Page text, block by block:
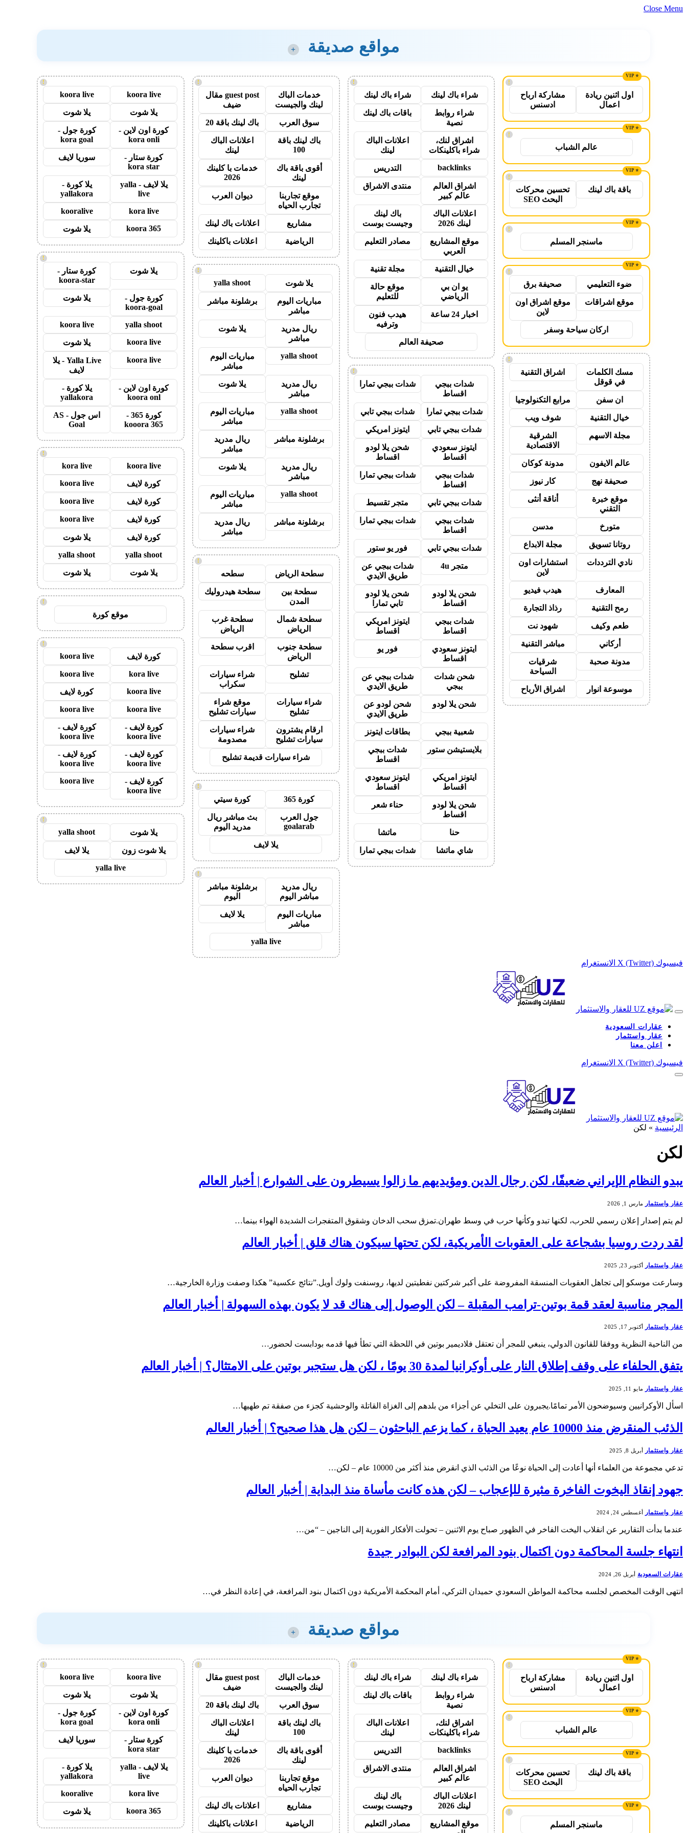
Close Menu
مواقع صديقة +
!
اول اثنين ريادة
اعمال
مشاركة ارباح
ادسنس
!
عالم الشباب
!
باقة باك لينك
تحسين محركات
البحث SEO
!
ماسنجر المسلم
!
ضوء التعليمي صحيفة برق
موقع اشراقات
موقع اشراق اون
لاين
اركان سياحة وسفر
!
مسك الكلمات
في قوقل
اشراق التقنية
ان سفن مرابع التكنولوجيا
خيال التقنية شوف ويب
مجلة الاسهم
الشرقية
الاقتصادية
عالم الايفون مدونة كوكان
صحيفة نهج كار نيوز
موقع خبرة
التقني
أناقة أنثى
متورخ مدسن
روتانا تسويق مجلة الابداع
نادي الترددات
استشارات اون
لاين
المعارف هيدب فيديو
رمح التقنية رذاذ التجارة
طعم وكيف شهود نت
أركاني مباشر التقنية
مدونة صحبة
شرقيات
السياحة
موسوعة انوار اشراق الأرباح
!
شراء باك لينك شراء باك لينك
شراء روابط
نصية
باقات باك لينك
اشراق لنك،
شراء باكلينكات
اعلانات الباك
لينك
backlinks
التدريس
اشراق العالم
عالم كبير
منتدى الاشراق
اعلانات الباك
لينك 2026
باك لينك
وجيست بوست
موقع المشاريع
العربي
مصادر التعليم
خيال التقنية مجلة تقنية
يو ان بي
الرياضي
موقع حالة
للتعليم
اخبار 24 ساعة
هيدب فنون
وترفيه
صحيفة العالم
!
شدات ببجي
اقساط
شدات ببجي تمارا
شدات ببجي تمارا شدات ببجي تابي
شدات ببجي تابي ايتونز امريكي
ايتونز سعودي
اقساط
شحن يلا لودو
اقساط
شدات ببجي
اقساط
شدات ببجي تمارا
شدات ببجي تابي متجر تقسيط
شدات ببجي
اقساط
شدات ببجي تمارا
شدات ببجي تابي فور يو ستور
متجر 4u
شدات ببجي عن
طريق الايدي
شحن يلا لودو
اقساط
شحن يلا لودو
تابي تمارا
شدات ببجي
اقساط
ايتونز امريكي
اقساط
ايتونز سعودي
اقساط
فور يو
شحن شدات
ببجي
شدات ببجي عن
طريق الايدي
شحن يلا لودو
شحن لودو عن
طريق الايدي
شعبية ببجي بطاقات ايتونز
بلايستيشن ستور
شدات ببجي
اقساط
ايتونز امريكي
اقساط
ايتونز سعودي
اقساط
شحن يلا لودو
اقساط
حناء شعر
حنا ماتشا
شاي ماتشا شدات ببجي تمارا
!
خدمات الباك
لينك والجيست
guest post مقال
ضيف
سوق العرب باك لينك باقة 20
باك لينك باقة
100
اعلانات الباك
لينك
أقوى باقة باك
لينك
خدمات با كلينك
2026
موقع تجاربنا
تجارب الحياه
ديوان العرب
مشاريع اعلانات باك لينك
الرياضية اعلانات باكلينك
!
يلا شوت yalla shoot
مباريات اليوم
مباشر
برشلونة مباشر
ريال مدريد
مباشر
يلا شوت
yalla shoot
مباريات اليوم
مباشر
ريال مدريد
مباشر
يلا شوت
yalla shoot
مباريات اليوم
مباشر
برشلونة مباشر
ريال مدريد
مباشر
ريال مدريد
مباشر
يلا شوت
yalla shoot
مباريات اليوم
مباشر
برشلونة مباشر
ريال مدريد
مباشر
!
سطحة الرياض سطحه
سطحة بين
المدن
سطحة هيدروليك
سطحة شمال
الرياض
سطحة غرب
الرياض
سطحة جنوب
الرياض
اقرب سطحة
تشليح
شراء سيارات
سكراب
شراء سيارات
تشليح
موقع شراء
سيارات تشليح
ارقام يشترون
سيارات تشليح
شراء سيارات
مصدومة
شراء سيارات قديمة تشليح
!
كورة 365 كورة سيتي
جول العرب
goalarab
بث مباشر ريال
مدريد اليوم
يلا لايف
!
ريال مدريد
مباشر اليوم
برشلونة مباشر
اليوم
مباريات اليوم
مباشر
يلا لايف
yalla live
!
koora live
koora live
يلا شوت يلا شوت
كورة اون لاين -
kora onli
كورة جول -
kora goal
كورة ستار -
kora star
سوريا لايف
يلا لايف - yalla
live
يلا كورة -
yallakora
kora live
kooralive
koora 365
يلا شوت
!
يلا شوت
كورة ستار -
koora-star
كورة جول -
koora-goal
يلا شوت
yalla shoot
koora live
koora live
يلا شوت
koora live
Yalla Live - يلا
لايف
كورة اون لاين -
koora onl
يلا كورة -
yallakora
كورة 365 -
kooora 365
اس جول - AS
Goal
!
koora live
kora live
كورة لايف koora live
كورة لايف koora live
كورة لايف koora live
كورة لايف
يلا شوت
yalla shoot
yalla shoot
يلا شوت يلا شوت
!
موقع كورة
!
كورة لايف koora live
kora live
koora live
koora live
كورة لايف
koora live
koora live
كورة لايف -
koora live
كورة لايف -
koora live
كورة لايف -
koora live
كورة لايف -
koora live
كورة لايف -
koora live
koora live
!
يلا شوت yalla shoot
يلا شوت زون
يلا لايف
yalla live
فيسبوك X (Twitter) الانستغرام
عقارات السعودية
عقار واستثمار
اعلن معنا
فيسبوك X (Twitter) الانستغرام
الرئيسية » لكن
لكن
يبدو النظام الإيراني ضعيفًا، لكن رجال الدين ومؤيديهم ما زالوا يسيطرون على الشوارع | أخبار العالم
عقار واستثمار مارس 1, 2026
لم يتم إصدار إعلان رسمي للحرب، لكنها تبدو وكأنها حرب في وسط طهران.تمزق سحب الدخان وشقوق المتفجرات الشديدة الهواء بينما…
لقد ردت روسيا بشجاعة على العقوبات الأمريكية، لكن تحتها سيكون هناك قلق | أخبار العالم
عقار واستثمار أكتوبر 23, 2025
وسارعت موسكو إلى تجاهل العقوبات المنسقة المفروضة على أكبر شركتين نفطيتين لديها، روسنفت ولوك أويل.”نتائج عكسية” هكذا وصفت وزارة الخارجية…
المجر مناسبة لعقد قمة بوتين-ترامب المقبلة – لكن الوصول إلى هناك قد لا يكون بهذه السهولة | أخبار العالم
عقار واستثمار أكتوبر 17, 2025
من الناحية النظرية ووفقا للقانون الدولي، ينبغي للمجر أن تعتقل فلاديمير بوتين في اللحظة التي تطأ فيها قدمه بودابست لحضور…
يتفق الحلفاء على وقف إطلاق النار على أوكرانيا لمدة 30 يومًا ، لكن هل ستجبر بوتين على الامتثال؟ | أخبار العالم
عقار واستثمار مايو 11, 2025
اسأل الأوكرانيين وسيوضحون الأمر تمامًا.يجبرون على التخلي عن أجزاء من بلدهم إلى الغزاة القاتلة والوحشية كجزء من صفقة تم طهيها…
الذئب المنقرض منذ 10000 عام يعيد الحياة ، كما يزعم الباحثون – لكن هل هذا صحيح؟ | أخبار العالم
عقار واستثمار أبريل 8, 2025
تدعي مجموعة من العلماء أنها أعادت إلى الحياة نوعًا من الذئب الذي انقرض منذ أكثر من 10000 عام – لكن…
جهود إنقاذ اليخوت الفاخرة مثيرة للإعجاب – لكن هذه كانت مأساة منذ البداية | أخبار العالم
عقار واستثمار أغسطس 24, 2024
عندما بدأت التقارير عن انقلاب اليخت الفاخر في الظهور صباح يوم الاثنين – تحولت الأفكار الفورية إلى الناجين – “من…
انتهاء جلسة المحاكمة دون اكتمال بنود المرافعة لكن البوادر جيدة
عقارات السعودية أبريل 26, 2024
انتهى الوقت المخصص لجلسه محاكمة المواطن السعودي حميدان التركي، أمام المحكمة الأمريكية دون اكتمال بنود المرافعة، في إعادة النظر في…
مواقع صديقة +
!
اول اثنين ريادة
اعمال
مشاركة ارباح
ادسنس
!
عالم الشباب
!
باقة باك لينك
تحسين محركات
البحث SEO
!
ماسنجر المسلم
!
شراء باك لينك شراء باك لينك
شراء روابط
نصية
باقات باك لينك
اشراق لنك،
شراء باكلينكات
اعلانات الباك
لينك
backlinks
التدريس
اشراق العالم
عالم كبير
منتدى الاشراق
اعلانات الباك
لينك 2026
باك لينك
وجيست بوست
موقع المشاريع
مصادر التعليم
!
خدمات الباك
لينك والجيست
guest post مقال
ضيف
سوق العرب باك لينك باقة 20
باك لينك باقة
100
اعلانات الباك
لينك
أقوى باقة باك
لينك
خدمات با كلينك
2026
موقع تجاربنا
تجارب الحياه
ديوان العرب
مشاريع اعلانات باك لينك
الرياضية اعلانات باكلينك
!
koora live
koora live
يلا شوت يلا شوت
كورة اون لاين -
kora onli
كورة جول -
kora goal
كورة ستار -
kora star
سوريا لايف
يلا لايف - yalla
live
يلا كورة -
yallakora
kora live
kooralive
koora 365
يلا شوت